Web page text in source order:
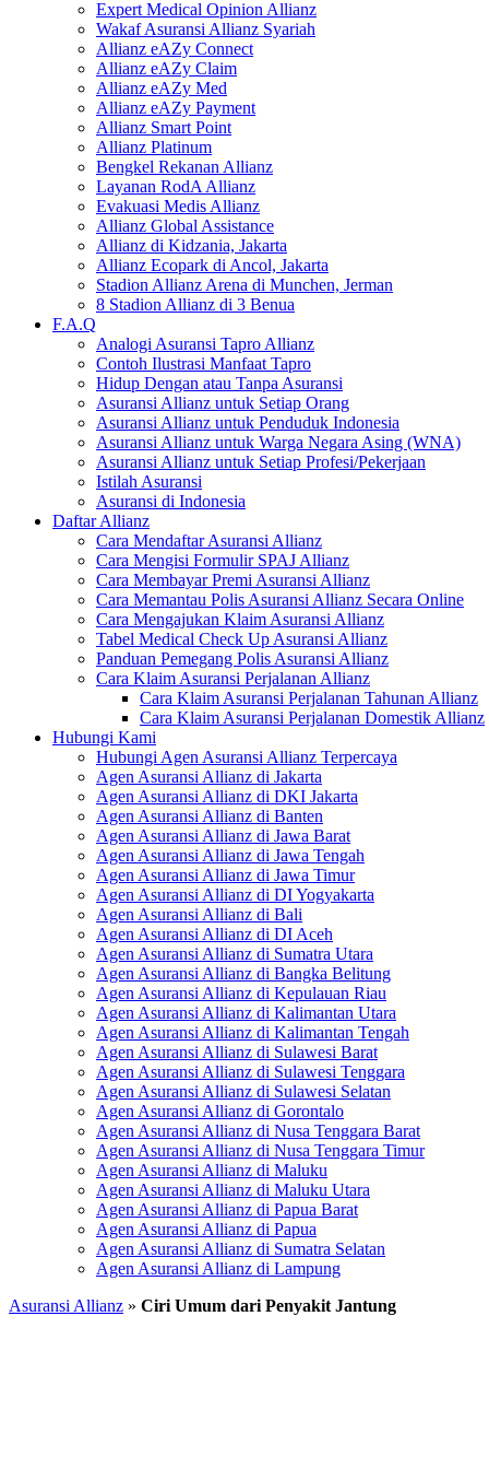
Expert Medical Opinion Allianz
Wakaf Asuransi Allianz Syariah
Allianz eAZy Connect
Allianz eAZy Claim
Allianz eAZy Med
Allianz eAZy Payment
Allianz Smart Point
Allianz Platinum
Bengkel Rekanan Allianz
Layanan RodA Allianz
Evakuasi Medis Allianz
Allianz Global Assistance
Allianz di Kidzania, Jakarta
Allianz Ecopark di Ancol, Jakarta
Stadion Allianz Arena di Munchen, Jerman
8 Stadion Allianz di 3 Benua
F.A.Q
Analogi Asuransi Tapro Allianz
Contoh Ilustrasi Manfaat Tapro
Hidup Dengan atau Tanpa Asuransi
Asuransi Allianz untuk Setiap Orang
Asuransi Allianz untuk Penduduk Indonesia
Asuransi Allianz untuk Warga Negara Asing (WNA)
Asuransi Allianz untuk Setiap Profesi/Pekerjaan
Istilah Asuransi
Asuransi di Indonesia
Daftar Allianz
Cara Mendaftar Asuransi Allianz
Cara Mengisi Formulir SPAJ Allianz
Cara Membayar Premi Asuransi Allianz
Cara Memantau Polis Asuransi Allianz Secara Online
Cara Mengajukan Klaim Asuransi Allianz
Tabel Medical Check Up Asuransi Allianz
Panduan Pemegang Polis Asuransi Allianz
Cara Klaim Asuransi Perjalanan Allianz
Cara Klaim Asuransi Perjalanan Tahunan Allianz
Cara Klaim Asuransi Perjalanan Domestik Allianz
Hubungi Kami
Hubungi Agen Asuransi Allianz Terpercaya
Agen Asuransi Allianz di Jakarta
Agen Asuransi Allianz di DKI Jakarta
Agen Asuransi Allianz di Banten
Agen Asuransi Allianz di Jawa Barat
Agen Asuransi Allianz di Jawa Tengah
Agen Asuransi Allianz di Jawa Timur
Agen Asuransi Allianz di DI Yogyakarta
Agen Asuransi Allianz di Bali
Agen Asuransi Allianz di DI Aceh
Agen Asuransi Allianz di Sumatra Utara
Agen Asuransi Allianz di Bangka Belitung
Agen Asuransi Allianz di Kepulauan Riau
Agen Asuransi Allianz di Kalimantan Utara
Agen Asuransi Allianz di Kalimantan Tengah
Agen Asuransi Allianz di Sulawesi Barat
Agen Asuransi Allianz di Sulawesi Tenggara
Agen Asuransi Allianz di Sulawesi Selatan
Agen Asuransi Allianz di Gorontalo
Agen Asuransi Allianz di Nusa Tenggara Barat
Agen Asuransi Allianz di Nusa Tenggara Timur
Agen Asuransi Allianz di Maluku
Agen Asuransi Allianz di Maluku Utara
Agen Asuransi Allianz di Papua Barat
Agen Asuransi Allianz di Papua
Agen Asuransi Allianz di Sumatra Selatan
Agen Asuransi Allianz di Lampung
Asuransi Allianz » Ciri Umum dari Penyakit Jantung